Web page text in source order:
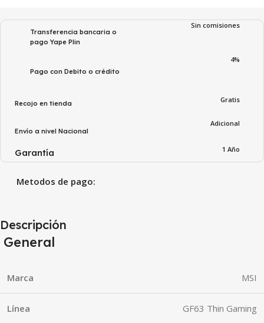
Transferencia bancaria o
pago Yape Plin
Sin comisiones
Pago con Debito o crédito
4%
Recojo en tienda Gratis
Envío a nivel Nacional
Adicional
Garantía 1 Año
Metodos de pago:
Descripción
General
Marca MSI
Línea GF63 Thin Gaming